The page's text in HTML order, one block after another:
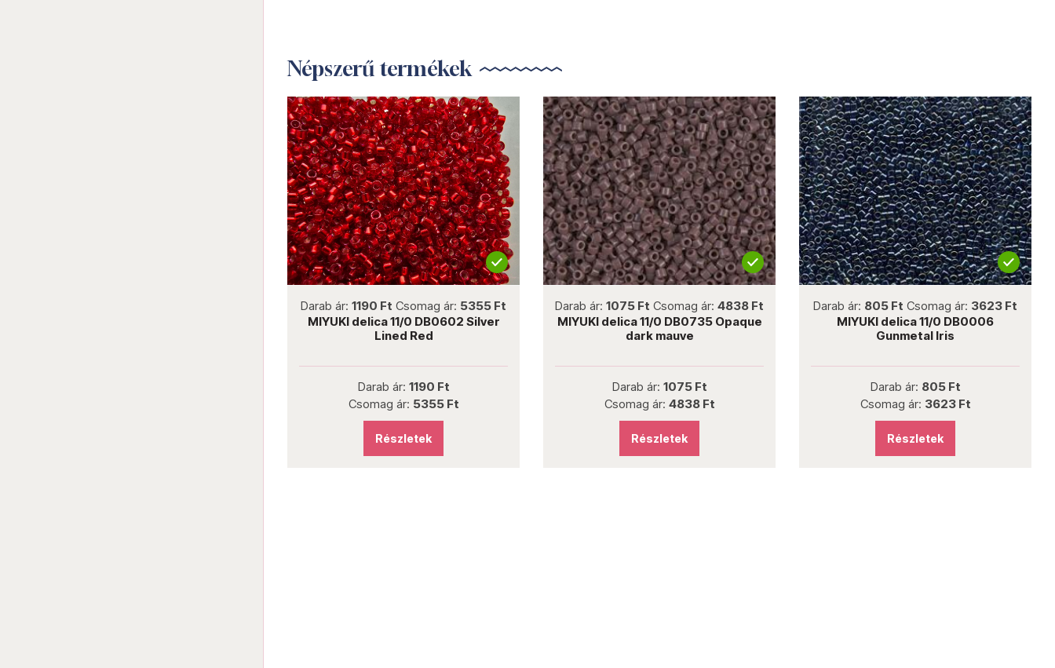
Népszerű termékek
Darab ár: 1190 Ft Csomag ár: 5355 Ft
MIYUKI delica 11/0 DB0602 Silver
Lined Red
Darab ár: 1190 Ft
Csomag ár: 5355 Ft
Részletek
Darab ár: 1075 Ft Csomag ár: 4838 Ft
MIYUKI delica 11/0 DB0735 Opaque
dark mauve
Darab ár: 1075 Ft
Csomag ár: 4838 Ft
Részletek
Darab ár: 805 Ft Csomag ár: 3623 Ft
MIYUKI delica 11/0 DB0006
Gunmetal Iris
Darab ár: 805 Ft
Csomag ár: 3623 Ft
Részletek